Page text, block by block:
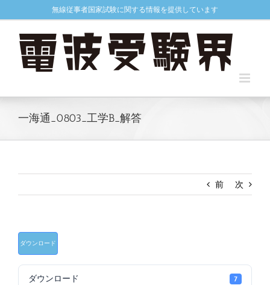
to
無線従事者国家試験に関する情報を提供しています
一海通_0803_工学B_解答
前 次
ダウンロード
ダウンロード 7